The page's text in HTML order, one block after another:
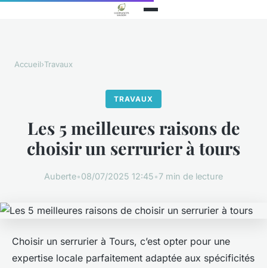
Accueil›Travaux
TRAVAUX
Les 5 meilleures raisons de
choisir un serrurier à tours
Auberte•08/07/2025 12:45•7 min de lecture
Choisir un serrurier à Tours, c’est opter pour une
expertise locale parfaitement adaptée aux spécificités